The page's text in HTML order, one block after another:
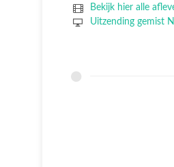
Bekijk hier alle
Uitzending gemist